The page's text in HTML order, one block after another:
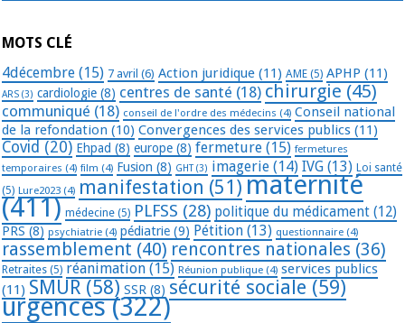
MOTS CLÉ
4décembre (15) 7 avril (6) Action juridique (11) AME (5) APHP (11)
ARS (3) cardiologie (8) centres de santé (18) chirurgie (45)
communiqué (18) conseil de l'ordre des médecins (4) Conseil national
de la refondation (10) Convergences des services publics (11)
Covid (20) Ehpad (8) europe (8) fermeture (15) fermetures
temporaires (4) film (4) Fusion (8) GHT(3) imagerie (14) IVG (13) Loi santé
(5) Lure2023 (4) manifestation (51) maternité
(411) médecine (5) PLFSS (28) politique du médicament (12)
PRS (8) psychiatrie (4) pédiatrie (9) Pétition (13) questionnaire (4)
rassemblement (40) rencontres nationales (36)
Retraites (5) réanimation (15) Réunion publique (4) services publics
(11) SMUR (58) SSR (8) sécurité sociale (59)
urgences(322)